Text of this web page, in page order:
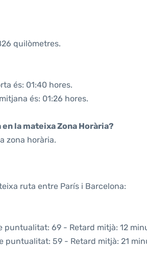
quilòmetres.
és: 01:40 hores.
és: 01:26 hores.
la mateixa Zona Horària?
zona horària.
ruta entre París i Barcelona:
puntualitat: 69 - Retard mitjà: 12
puntualitat: 59 - Retard mitjà: 21